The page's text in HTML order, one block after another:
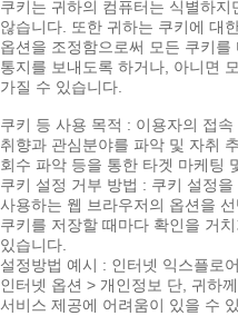
쿠키는 귀하의 컴퓨터는 식별하
않습니다. 또한 귀하는 쿠키에 대
옵션을 조정함으로써 모든 쿠키
통지를 보내도록 하거나, 아니면
가질 수 있습니다.
쿠키 등 사용 목적 : 이용자의 접
취향과 관심분야를 파악 및 자취
회수 파악 등을 통한 타겟 마케팅
쿠키 설정 거부 방법 : 쿠키 설정
사용하는 웹 브라우저의 옵션을
쿠키를 저장할 때마다 확인을 거
있습니다.
설정방법 예시 : 인터넷 익스플로
인터넷 옵션 > 개인정보 단, 귀하
서비스 제공에 어려움이 있을 수